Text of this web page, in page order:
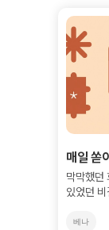
매일 쏟
찾았습
막막했던
있었던
베나